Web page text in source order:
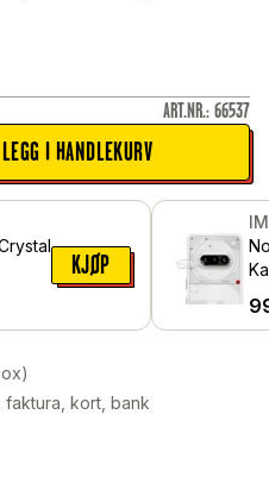
ART.NR.: 66537
LEGG I HANDLEKURV
KJØP
faktura, kort, bank